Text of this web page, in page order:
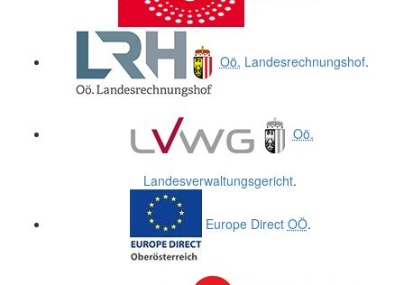
Oö. Landesrechnungshof.
Oö.
Landesverwaltungsgericht.
Europe Direct OÖ.